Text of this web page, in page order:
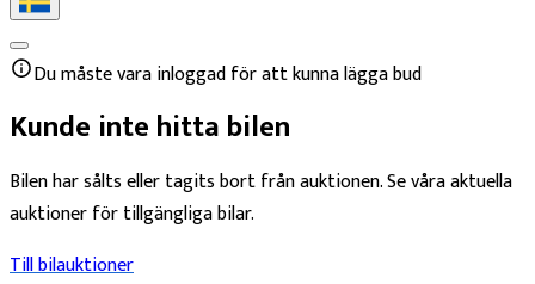
Du måste vara inloggad för att kunna lägga bud
Kunde inte hitta bilen
Bilen har sålts eller tagits bort från auktionen. Se våra aktuella
auktioner för tillgängliga bilar.
Till bilauktioner